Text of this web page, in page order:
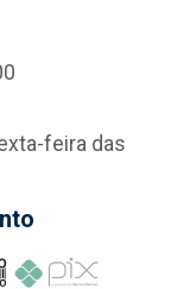
feira das